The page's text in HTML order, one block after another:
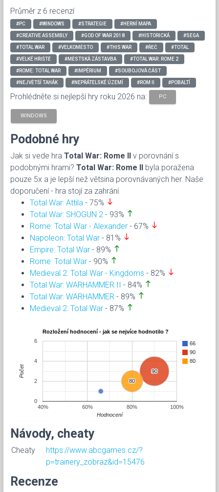
Průměr z 6 recenzí
#PC #WINDOWS #STRATEGIE #HERNÍ MAPA
#CREATIVE ASSEMBLY #GOD OF WAR 2018 #HISTORICKÁ #SEGA
#TOTAL WAR #VELKOMĚSTO #THIS WAR #ŘEČ #TOTAL
#VELKÉ HŘIŠTĚ #MĚSTSKÁ ZÁSTAVBA #TOTAL WAR: ROME 2
#ROME: TOTAL WAR #IMPÉRIUM #SOUBOJOVÁ ČÁST
#NEJVĚTŠÍ TAHÁK #NEPŘÁTELSKÉ ÚZEMÍ #ROM II #POBALTÍ
Prohlédněte si nejlepší hry roku 2026 na: PC
WINDOWS
Podobné hry
Jak si vede hra Total War: Rome II v porovnání s
podobnými hrami? Total War: Rome II byla poražena
pouze 5x a je lepší než větsina porovnávaných her. Naše
doporučení - hra stojí za zahrání.
Total War: Attila - 75% south
Total War: SHOGUN 2 - 93% north
Rome: Total War - Alexander - 67% south
Napoleon: Total War - 81% south
Empire: Total War - 89% north
Rome: Total War - 90% north
Medieval 2: Total War - Kingdoms - 82% south
Total War: WARHAMMER II - 84% north
Total War: WARHAMMER - 89% north
Medieval 2: Total War - 87% north
Rozložení hodnocení - jak se nejvíce hodnotilo ?
66
90
80
90
90
80
80
40% 60% 80% 100%
0
2
4
6
Hodnocení
Počet
Návody, cheaty
Cheaty
https://www.abcgames.cz/?
p=trainery_zobraz&id=15476
Recenze